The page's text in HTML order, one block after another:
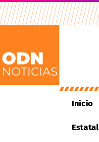
Inicio
Estatal